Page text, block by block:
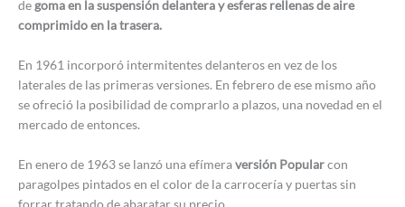
degoma en la suspensión delantera y esferas rellenas de aire
comprimido en la trasera.
En 1961 incorporó intermitentes delanteros en vez de los
laterales de las primeras versiones. En febrero de ese mismo año
se ofreció la posibilidad de comprarlo a plazos, una novedad en el
mercado de entonces.
En enero de 1963 se lanzó una efímeraversión Popularcon
paragolpes pintados en el color de la carrocería y puertas sin
forrar tratando de abaratar su precio.